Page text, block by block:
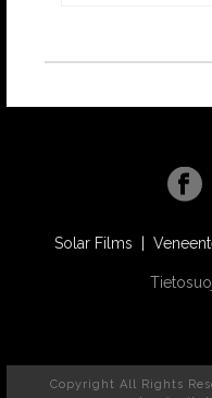
Solar Films |
Copyright All Rights